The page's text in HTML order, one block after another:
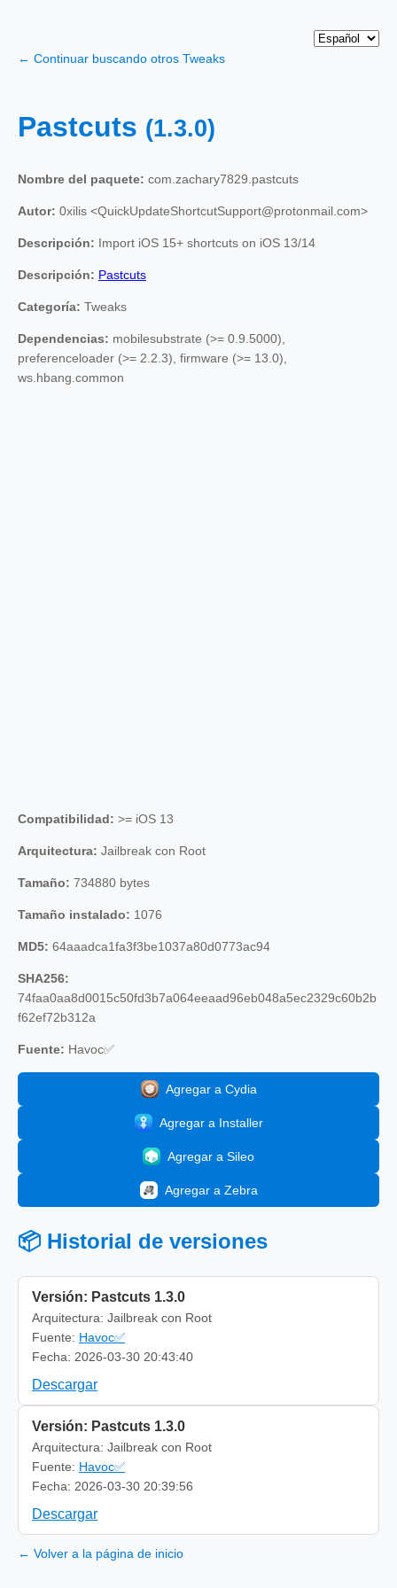
← Continuar buscando otros Tweaks
Pastcuts (1.3.0)
Nombre del paquete: com.zachary7829.pastcuts
Autor: 0xilis <QuickUpdateShortcutSupport@protonmail.com>
Descripción: Import iOS 15+ shortcuts on iOS 13/14
Descripción: Pastcuts
Categoría: Tweaks
Dependencias: mobilesubstrate (>= 0.9.5000),
preferenceloader (>= 2.2.3), firmware (>= 13.0),
ws.hbang.common
Compatibilidad: >= iOS 13
Arquitectura: Jailbreak con Root
Tamaño: 734880 bytes
Tamaño instalado: 1076
MD5: 64aaadca1fa3f3be1037a80d0773ac94
SHA256:
74faa0aa8d0015c50fd3b7a064eeaad96eb048a5ec2329c60b2b
f62ef72b312a
Fuente: Havoc✅
Agregar a Cydia
Agregar a Installer
Agregar a Sileo
Agregar a Zebra
📦 Historial de versiones
Versión: Pastcuts 1.3.0
Arquitectura: Jailbreak con Root
Fuente: Havoc✅
Fecha: 2026-03-30 20:43:40
Descargar
Versión: Pastcuts 1.3.0
Arquitectura: Jailbreak con Root
Fuente: Havoc✅
Fecha: 2026-03-30 20:39:56
Descargar
← Volver a la página de inicio